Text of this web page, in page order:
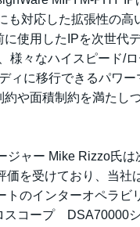
対応した拡張性の高
使用したIPを次世代
様々なハイスピード/
ィに移行できるパワ
や面積制約を満たし
ャー Mike Rizzo氏
を受けており、当
のインターオペラ
コープ DSA70000